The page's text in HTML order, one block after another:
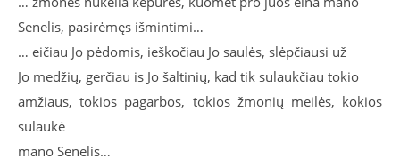
Senelis, pasirėmęs išmintimi…
… eičiau Jo pėdomis, ieškočiau Jo saulės, slėpčiausi už
Jo medžių, gerčiau is Jo šaltinių, kad tik sulaukčiau tokio
amžiaus, tokios pagarbos, tokios žmonių meilės, kokios
sulaukė
mano Senelis…